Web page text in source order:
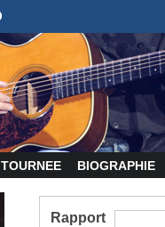
TOURNEE BIOGRAPHIE
Rapport